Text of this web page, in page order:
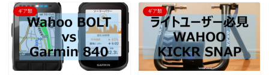
ギア類 ギア類